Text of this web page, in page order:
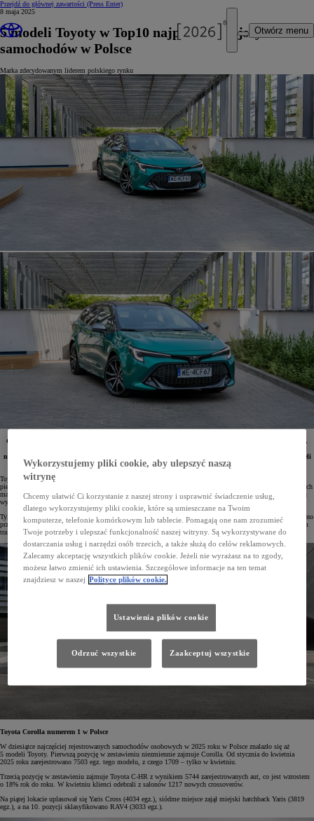
Przejdź do głównej zawartości (Press Enter)
Otwórz menu
8 maja 2025
5 modeli Toyoty w Top10 najpopularniejszych
samochodów w Polsce
Marka zdecydowanym liderem polskiego rynku
Od stycznia do kwietnia 2025 roku w Polsce zarejestrowano 35 286 osobowych i dostawczych Toyot.
najpopularniejszego pojazdu na rynku utrzymała Corolla. w Top10 najczęściej rejestrowanych modeli
znalazło się aż 5 aut Toyoty.
Toyota utrzymuje pozycję niekwestionowanego lidera polskiego rynku motoryzacyjnego. W ciągu czterech
pierwszych miesięcy 2025 roku w naszym kraju zarejestrowano 35 286 samochodów osobowych i dostawczych
marki, co jest wynikiem lepszym niż dwóch kolejnych konkurentów razem wziętych. Udział Toyoty w rynku
wyniósł 16,7%.
Tylko w kwietniu z salonów Toyoty wyjechało 8469 samochodów, a marka była najchętniej wybierana zarówno
przez osoby prywatne, jak i firmy. Klienci indywidualni zarejestrowali łącznie 2709 pojazdów (+7%), do firm
trafiło 5760 aut.
Toyota Corolla numerem 1 w Polsce
W dziesiątce najczęściej rejestrowanych samochodów osobowych w 2025 roku w Polsce znalazło się aż
5 modeli Toyoty. Pierwszą pozycję w zestawieniu niezmiennie zajmuje Corolla. Od stycznia do kwietnia
2025 roku zarejestrowano 7503 egz. tego modelu, z czego 1709 – tylko w kwietniu.
Trzecią pozycję w zestawieniu zajmuje Toyota C-HR z wynikiem 5744 zarejestrowanych aut, co jest wzrostem
o 18% rok do roku. W kwietniu klienci odebrali z salonów 1217 nowych crossoverów.
Na piątej lokacie uplasował się Yaris Cross (4034 egz.), siódme miejsce zajął miejski hatchback Yaris (3819
egz.), a na 10. pozycji sklasyfikowano RAV4 (3033 egz.).
Wykorzystujemy pliki cookie, aby ulepszyć naszą
witrynę
Chcemy ułatwić Ci korzystanie z naszej strony i usprawnić świadczenie usług,
dlatego wykorzystujemy pliki cookie, które są umieszczane na Twoim
komputerze, telefonie komórkowym lub tablecie. Pomagają one nam zrozumieć
Twoje potrzeby i ulepszać funkcjonalność naszej witryny. Są wykorzystywane do
dostarczania usług i narzędzi osób trzecich, a także służą do celów reklamowych.
Zalecamy akceptację wszystkich plików cookie. Jeżeli nie wyrażasz na to zgody,
możesz łatwo zmienić ich ustawienia. Szczegółowe informacje na ten temat
znajdziesz w naszej Polityce plików cookie.
Ustawienia plików cookie
Odrzuć wszystkie Zaakceptuj wszystkie